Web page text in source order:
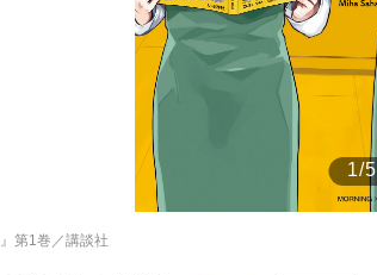
1/5
』第1巻／講談社